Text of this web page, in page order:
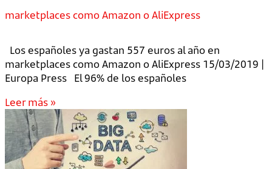
marketplaces como Amazon o AliExpress
Los españoles ya gastan 557 euros al año en
marketplaces como Amazon o AliExpress 15/03/2019 |
Europa Press El 96% de los españoles
Leer más »